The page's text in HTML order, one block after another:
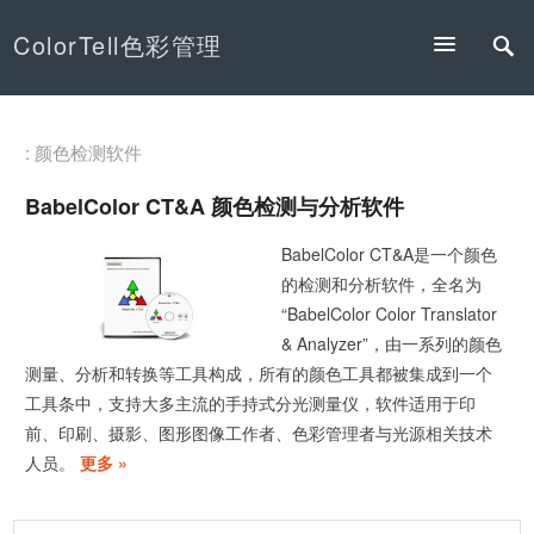
ColorTell色彩管理
: 颜色检测软件
BabelColor CT&A 颜色检测与分析软件
BabelColor CT&A是一个颜色
的检测和分析软件，全名为
“BabelColor Color Translator
& Analyzer”，由一系列的颜色
测量、分析和转换等工具构成，所有的颜色工具都被集成到一个
工具条中，支持大多主流的手持式分光测量仪，软件适用于印
前、印刷、摄影、图形图像工作者、色彩管理者与光源相关技术
人员。
更多 »